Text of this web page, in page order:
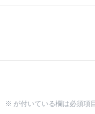
※ が付いている欄は必須項